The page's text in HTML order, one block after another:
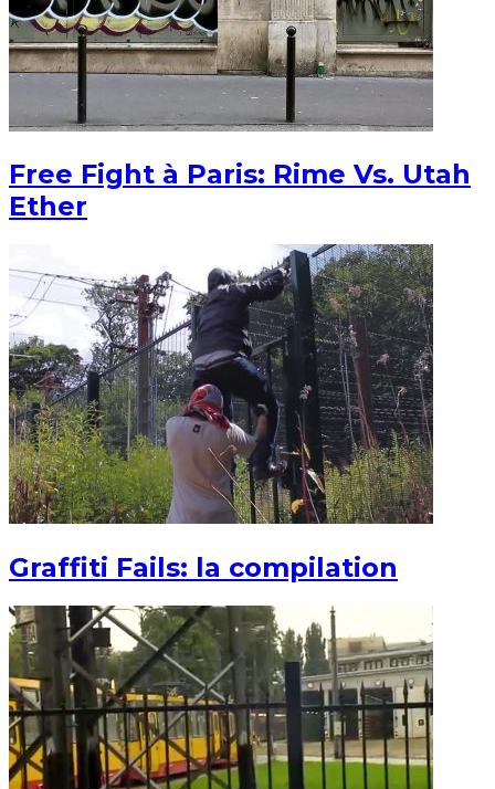
Free Fight à Paris: Rime Vs. Utah
Ether
Graffiti Fails: la compilation